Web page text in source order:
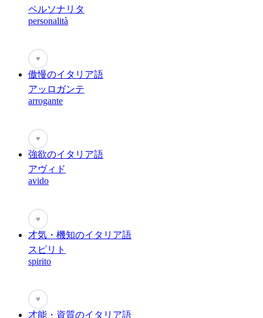
ペルソナリタ
personalità
♥
傲慢のイタリア語
アッロガンテ
arrogante
♥
強欲のイタリア語
アヴィド
avido
♥
才気・機知のイタリア語
スピリト
spirito
♥
才能・資質のイタリア語